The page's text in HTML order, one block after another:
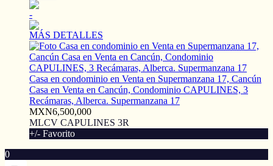
-
MÁS DETALLES
Casa en condominio en Venta en Supermanzana 17, Cancún
Casa en Venta en Cancún, Condominio CAPULINES, 3
Recámaras, Alberca. Supermanzana 17
MXN6,500,000
MLCV CAPULINES 3R
+/- Favorito
0